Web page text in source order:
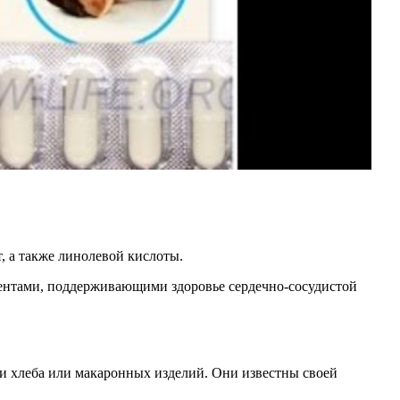
также линолевой кислоты.
поддерживающими здоровье сердечно-сосудистой
хлеба или макаронных изделий. Они известны своей